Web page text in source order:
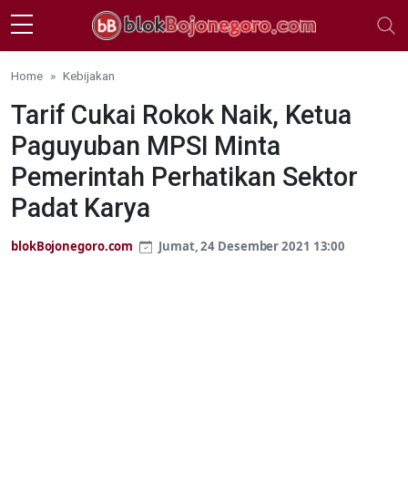
Skip to main content
Home Kebijakan
Tarif Cukai Rokok Naik, Ketua
Paguyuban MPSI Minta
Pemerintah Perhatikan Sektor
Padat Karya
blokBojonegoro.com Jumat, 24 Desember 2021 13:00